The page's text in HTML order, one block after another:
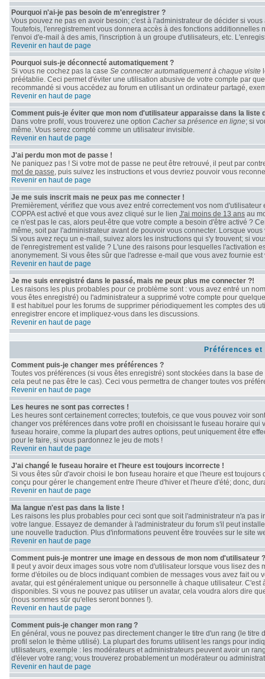
Pourquoi n'ai-je pas besoin de m'enregistrer ?
Vous pouvez ne pas en avoir besoin; c'est à l'administrateur de décider si
Toutefois, l'enregistrement vous donnera accès à des fonctions
l'envoi d'e-mail à des amis, l'inscription à un groupe d'utilisateurs, etc.
Revenir en haut de page
Pourquoi suis-je déconnecté automatiquement ?
Si vous ne cochez pas la case Se connecter automatiquement à chaque visite
préétablie. Ceci permet d'éviter une utilisation abusive de votre compte par
recommandé si vous accédez au forum en utilisant un ordinateur partagé,
Revenir en haut de page
Comment puis-je éviter que mon nom d'utilisateur apparaisse dans la liste
Dans votre profil, vous trouverez une option Cacher sa présence en ligne; si
même. Vous serez compté comme un utilisateur invisible.
Revenir en haut de page
J'ai perdu mon mot de passe !
Ne paniquez pas ! Si votre mot de passe ne peut être retrouvé, il peut par
mot de passe, puis suivez les instructions et vous devriez pouvoir vous
Revenir en haut de page
Je me suis inscrit mais ne peux pas me connecter !
Premièrement, vérifiez que vous avez entré correctement vos nom
COPPA est activé et que vous avez cliqué sur le lien J'ai moins de 13 ans au
ce n'est pas le cas, alors peut-être que votre compte a besoin d'être activé ?
même, soit par l'administrateur avant de pouvoir vous connecter. Lorsque
Si vous avez reçu un e-mail, suivez alors les instructions qui s'y trouvent; si
de l'enregistrement est valide ? L'une des raisons pour lesquelles l'activation
anonymement. Si vous êtes sûr que l'adresse e-mail que vous avez fournie
Revenir en haut de page
Je me suis enregistré dans le passé, mais ne peux plus me connecter ?!
Les raisons les plus probables pour ce problème sont : vous avez entré un
vous êtes enregistré) ou l'administrateur a supprimé votre compte pour
Il est habituel pour les forums de supprimer périodiquement les comptes
enregistrer encore et impliquez-vous dans les discussions.
Revenir en haut de page
Préférences
Comment puis-je changer mes préférences ?
Toutes vos préférences (si vous êtes enregistré) sont stockées dans la base
cela peut ne pas être le cas). Ceci vous permettra de changer toutes vos
Revenir en haut de page
Les heures ne sont pas correctes !
Les heures sont certainement correctes; toutefois, ce que vous pouvez voir
changer vos préférences dans votre profil en choisissant le fuseau horaire
fuseau horaire, comme la plupart des autres options, peut uniquement être
pour le faire, si vous pardonnez le jeu de mots !
Revenir en haut de page
J'ai changé le fuseau horaire et l'heure est toujours incorrecte !
Si vous êtes sûr d'avoir choisi le bon fuseau horaire et que l'heure est
conçu pour gérer le changement entre l'heure d'hiver et l'heure d'été; donc,
Revenir en haut de page
Ma langue n'est pas dans la liste !
Les raisons les plus probables pour ceci sont que soit l'administrateur n'a
votre langue. Essayez de demander à l'administrateur du forum s'il peut
une nouvelle traduction. Plus d'informations peuvent être trouvées sur le site
Revenir en haut de page
Comment puis-je montrer une image en dessous de mon nom d'utilisateur ?
Il peut y avoir deux images sous votre nom d'utilisateur lorsque vous lisez
forme d'étoiles ou de blocs indiquant combien de messages vous avez fait
avatar, qui est généralement unique ou personnelle à chaque utilisateur.
disponibles. Si vous ne pouvez pas utiliser un avatar, cela voudra alors dire
(nous sommes sûr qu'elles seront bonnes !).
Revenir en haut de page
Comment puis-je changer mon rang ?
En général, vous ne pouvez pas directement changer le titre d'un rang (le
profil selon le thème utilisé). La plupart des forums utilisent les rangs pour
utilisateurs, exemple : les modérateurs et administrateurs peuvent avoir un
d'élever votre rang; vous trouverez probablement un modérateur ou
Revenir en haut de page